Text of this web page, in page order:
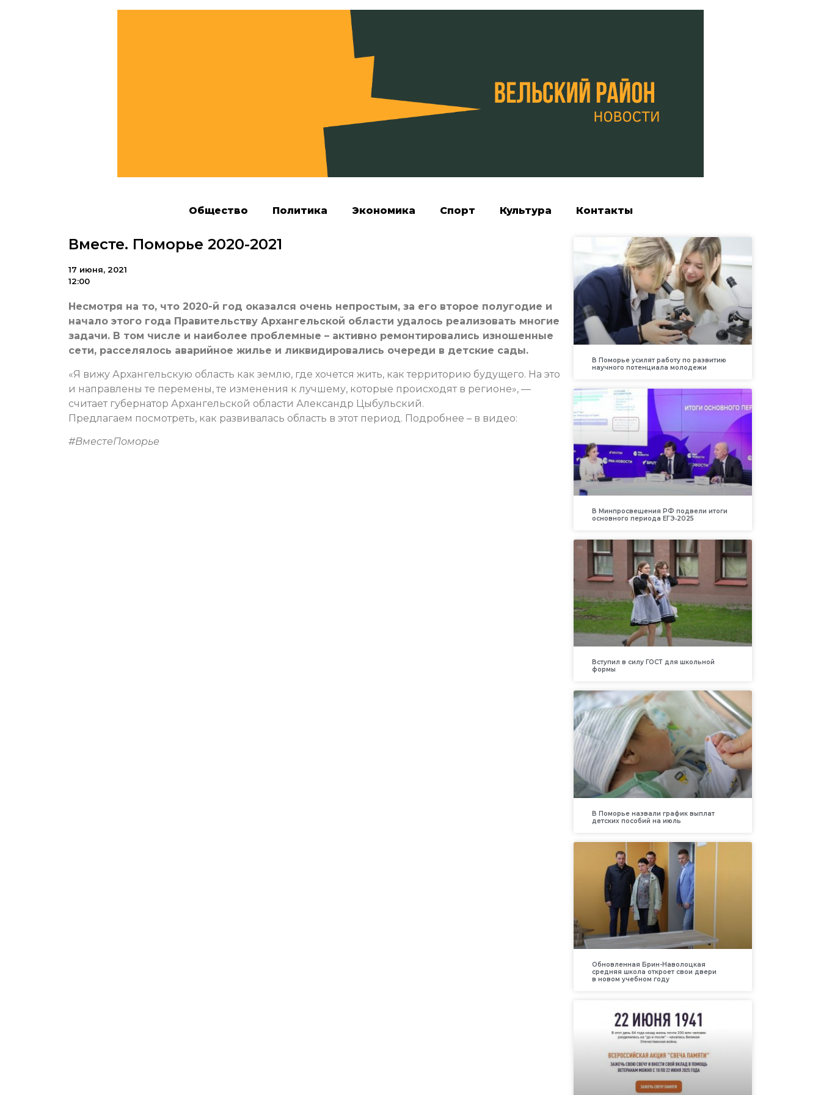
Общество Политика Экономика Спорт Культура Контакты
Вместе. Поморье 2020-2021
17 июня, 2021
12:00
Несмотря на то, что 2020-й год оказался очень непростым, за его второе полугодие и
начало этого года Правительству Архангельской области удалось реализовать многие
задачи. В том числе и наиболее проблемные – активно ремонтировались изношенные
сети, расселялось аварийное жилье и ликвидировались очереди в детские сады.
«Я вижу Архангельскую область как землю, где хочется жить, как территорию будущего. На это
и направлены те перемены, те изменения к лучшему, которые происходят в регионе», —
считает губернатор Архангельской области Александр Цыбульский.
Предлагаем посмотреть, как развивалась область в этот период. Подробнее – в видео:
#ВместеПоморье
В Поморье усилят работу по развитию
научного потенциала молодежи
В Минпросвещения РФ подвели итоги
основного периода ЕГЭ‑2025
Вступил в силу ГОСТ для школьной
формы
В Поморье назвали график выплат
детских пособий на июль
Обновленная Брин-Наволоцкая
средняя школа откроет свои двери
в новом учебном году